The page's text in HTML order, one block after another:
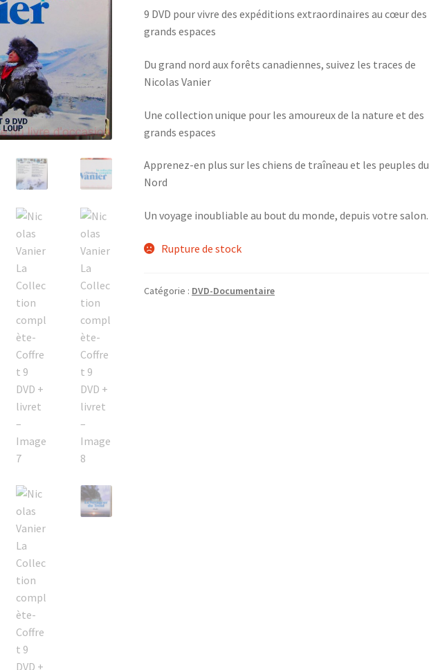
9 DVD pour vivre des expéditions extraordinaires au cœur des
grands espaces
Du grand nord aux forêts canadiennes, suivez les traces de
Nicolas Vanier
Une collection unique pour les amoureux de la nature et des
grands espaces
Apprenez-en plus sur les chiens de traîneau et les peuples du
Nord
Un voyage inoubliable au bout du monde, depuis votre salon.
Rupture de stock
Catégorie : DVD-Documentaire